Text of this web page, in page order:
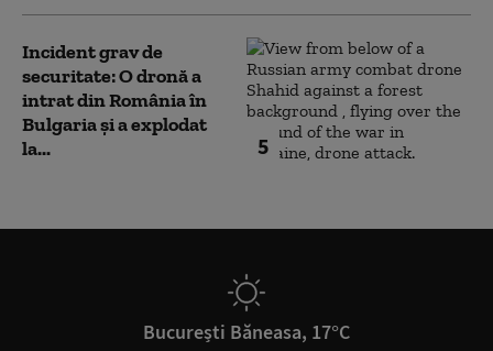
5
Incident grav de
securitate: O dronă a
intrat din România în
Bulgaria şi a explodat
la...
București Băneasa, 17°C